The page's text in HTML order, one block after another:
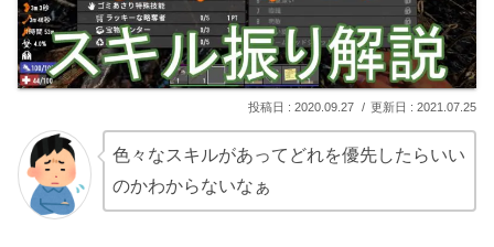
2020.09.27 2021.07.25
色々なスキルがあってどれを優先したらいい
のかわからないなぁ